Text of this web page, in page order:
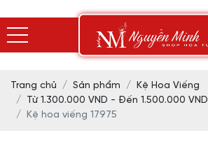
Trang chủ Sản phẩm
Kệ Hoa Viếng
Từ 1.300.000 VND - Đến 1.500.000 VND
Kệ hoa viếng 17975